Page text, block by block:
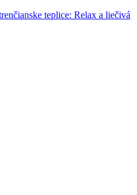
teplice: Relax a liečivá